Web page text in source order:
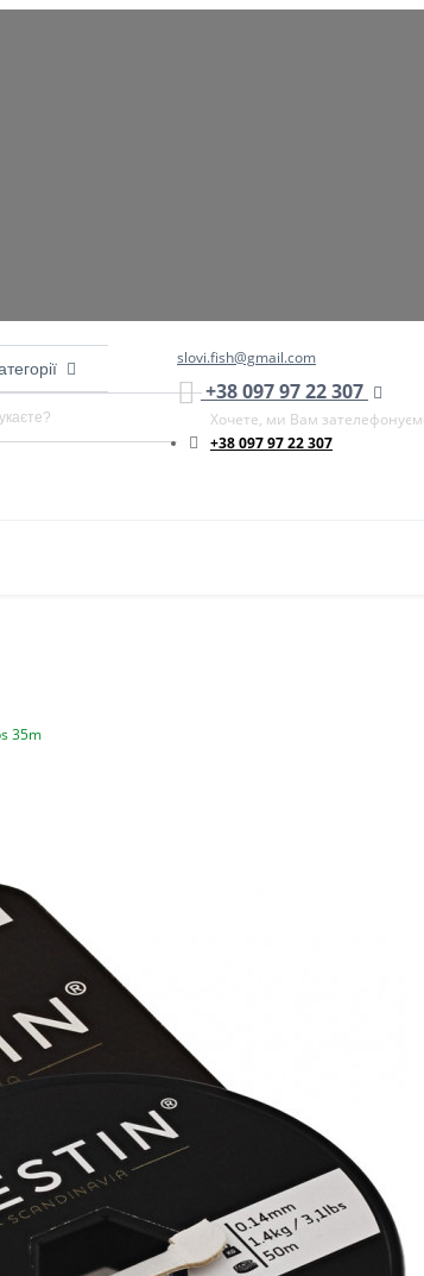
slovi.fish@gmail.com
+38 097 97 22 307
Хочете, ми Вам
+38 097 97 22 307
35m